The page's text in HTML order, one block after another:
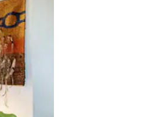
prelaskom prstom po zaslonu.